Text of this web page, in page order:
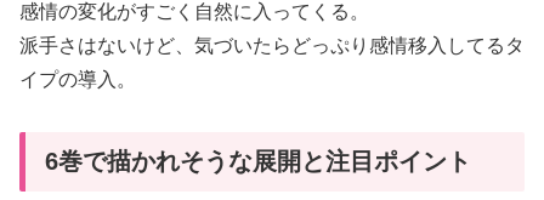
感情の変化がすごく自然に入ってくる。
派手さはないけど、気づいたらどっぷり感情移入してるタ
イプの導入。
6巻で描かれそうな展開と注目ポイント